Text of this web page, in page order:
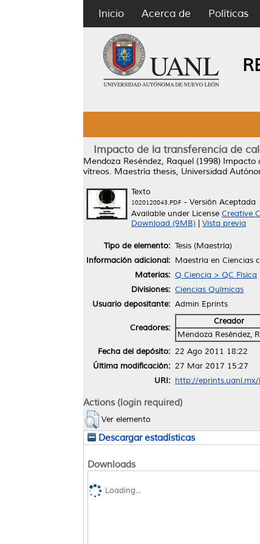
Inicio Acerca de Políticas
Impacto de la transferencia de
Mendoza Reséndez, Raquel (1998) Impacto
vítreos. Maestría thesis, Universidad
Texto
1020120843.PDF - Versión Aceptada
Available under License Creative
Download (9MB)
Vista previa
Tipo de elemento: Tesis (Maestría)
Información adicional: Maestría en Ciencias
Materias: Q Ciencia > QC Física
Divisiones: Ciencias Químicas
Usuario depositante: Admin Eprints
Creadores:
Creador
Mendoza Reséndez,
Fecha del depósito: 22 Ago 2011 18:22
Última modificación: 27 Mar 2017 15:27
URI: http://
Actions (login required)
Ver elemento
Descargar estadísticas
Downloads
Loading...